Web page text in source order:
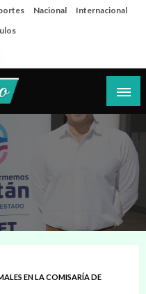
Nacional
Internacional
EN LA COMISARÍA DE